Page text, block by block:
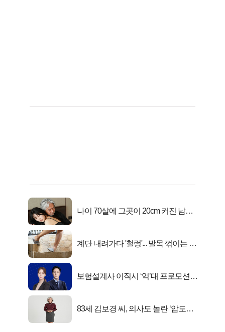
나이 70살에 그곳이 20cm 커진 남자..
계단 내려가다 '철렁'... 발목 꺾이는 이
보험설계사 이직시 ‘억’대 프로모션!
83세 김보경 씨, 의사도 놀란 ‘압도적